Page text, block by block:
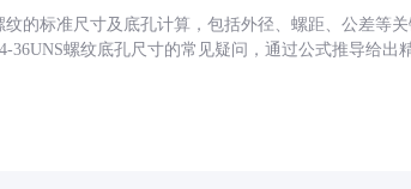
纹的标准尺寸及底孔计算，包括外径、螺距、公差等
36UNS螺纹底孔尺寸的常见疑问，通过公式推导给